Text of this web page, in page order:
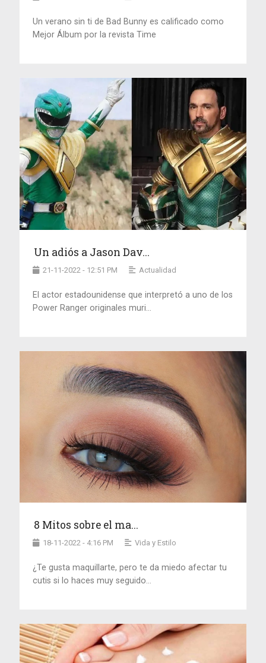
Un verano sin ti de Bad Bunny es calificado como
Mejor Álbum por la revista Time
Un adiós a Jason Dav...
21-11-2022 - 12:51 PM Actualidad
El actor estadounidense que interpretó a uno de los
Power Ranger originales muri...
8 Mitos sobre el ma...
18-11-2022 - 4:16 PM Vida y Estilo
¿Te gusta maquillarte, pero te da miedo afectar tu
cutis si lo haces muy seguido...